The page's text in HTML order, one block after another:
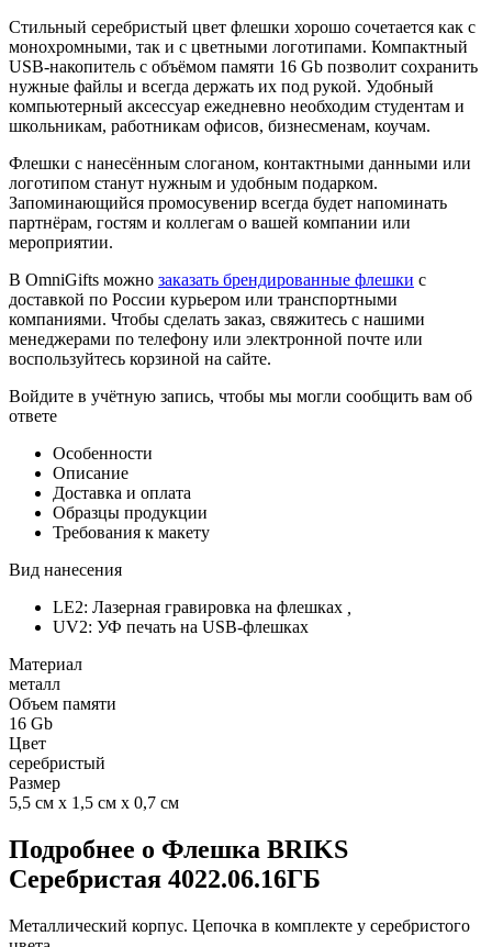
Стильный серебристый цвет флешки хорошо сочетается как с
монохромными, так и с цветными логотипами. Компактный
USB-накопитель с объёмом памяти 16 Gb позволит сохранить
нужные файлы и всегда держать их под рукой. Удобный
компьютерный аксессуар ежедневно необходим студентам и
школьникам, работникам офисов, бизнесменам, коучам.
Флешки с нанесённым слоганом, контактными данными или
логотипом станут нужным и удобным подарком.
Запоминающийся промосувенир всегда будет напоминать
партнёрам, гостям и коллегам о вашей компании или
мероприятии.
В OmniGifts можно заказать брендированные флешки с
доставкой по России курьером или транспортными
компаниями. Чтобы сделать заказ, свяжитесь с нашими
менеджерами по телефону или электронной почте или
воспользуйтесь корзиной на сайте.
Войдите в учётную запись, чтобы мы могли сообщить вам об
ответе
Особенности
Описание
Доставка и оплата
Образцы продукции
Требования к макету
Вид нанесения
LE2: Лазерная гравировка на флешках
UV2: УФ печать на USB-флешках
Материал
металл
Объем памяти
16 Gb
Цвет
серебристый
Размер
5,5 см х 1,5 см х 0,7 см
Подробнее о Флешка BRIKS
Серебристая 4022.06.16ГБ
Металлический корпус. Цепочка в комплекте у серебристого